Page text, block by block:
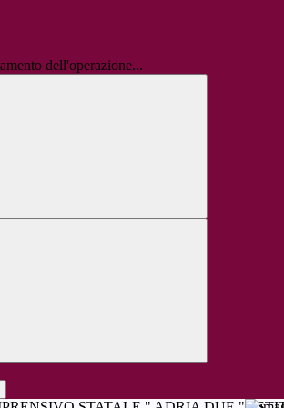
dell'operazione...